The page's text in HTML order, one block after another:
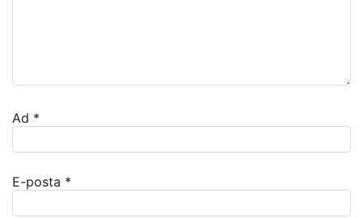
Ad *
E-posta *